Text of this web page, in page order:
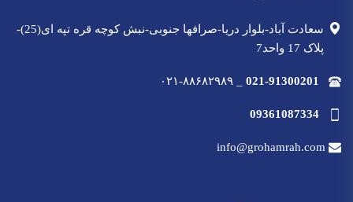
سعادت آباد-بلوار دریا-صرافها جنوبی-نبش کوچه قره تپه ای(25)-
پلاک 17 واحد7
021-91300201 ۰۲۱-۸۸۶۸۲۹۸۹
09361087334
info@grohamrah.com